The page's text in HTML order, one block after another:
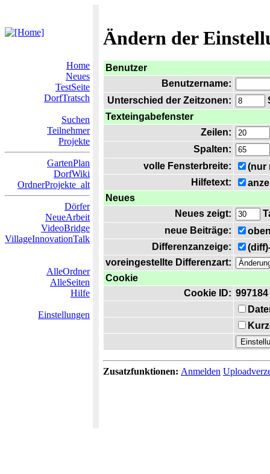
Ändern der
Home
Neues
TestSeite
DorfTratsch
Suchen
Teilnehmer
Projekte
GartenPlan
DorfWiki
OrdnerProjekte_alt
Dörfer
NeueArbeit
VideoBridge
VillageInnovationTalk
AlleOrdner
AlleSeiten
Hilfe
Einstellungen
Benutzer
Benutzername:
Unterschied der Zeitzonen:
Texteingabefenster
Zeilen:
Spalten:
volle Fensterbreite:
(nur
Hilfetext:
Neues
Neues zeigt:
neue Beiträge:
Differenzanzeige:
voreingestellte Differenzart:
Cookie
Cookie ID: 997184
Zusatzfunktionen: Anmelden